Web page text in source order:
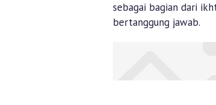
sebagai bagian dari
bertanggung jawab.